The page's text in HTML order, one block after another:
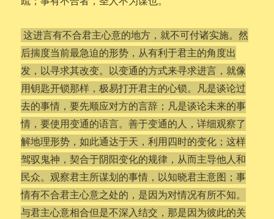
这进言有不合君主心意的地方，就不可付诸实施。然
后揣度当前最急迫的形势，从有利于君主的角度出
发，以寻求其改变。以变通的方式来寻求进言，就像
用钥匙开锁那样，极易打开君主的心锁。凡是谈论过
去的事情，要先顺应对方的言辞；凡是谈论未来的事
情，要使用变通的语言。善于变通的人，详细观察了
解地理形势，如此通达于天，利用四时的变化；这样
驾驭鬼神，契合于阴阳变化的规律，从而主导他人和
民众。观察君主所谋划的事情，以知晓君主意图；事
情有不合君主心意之处的，是因为对情况有所不知。
与君主心意相合但是不深入结交，那是因为彼此的关